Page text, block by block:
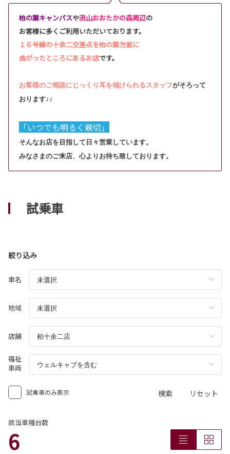
柏の葉キャンパスや流山おおたかの森周辺の
お客様に多くご利用いただいております。
１６号線の十余二交差点を柏の葉方面に
曲がったところにあるお店です。
お客様のご相談にじっくり耳を傾けられるスタッフがそろって
おります♪♪
「いつでも明るく親切」
そんなお店を目指して日々営業しています。
みなさまのご来店、心よりお待ち致しております。
試乗車
絞り込み
車名
地域
店舗
福祉
車両
試乗車のみ表示 検索 リセット
該当車種台数
6